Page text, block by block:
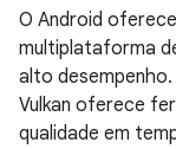
O Android
multiplataforma
alto
Vulkan oferece
qualidade em